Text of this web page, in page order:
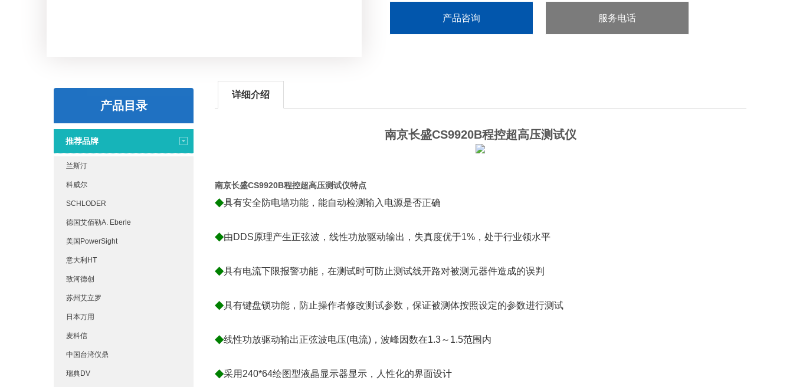
产品咨询 服务电话
产品目录
推荐品牌
兰斯汀
科威尔
SCHLODER
德国艾佰勒A. Eberle
美国PowerSight
意大利HT
致河德创
苏州艾立罗
日本万用
麦科信
中国台湾仪鼎
瑞典DV
详细介绍
南京长盛CS9920B程控超高压测试仪
南京长盛CS9920B程控超高压测试仪特点
◆具有安全防电墙功能，能自动检测输入电源是否正确
◆由DDS原理产生正弦波，线性功放驱动输出，失真度优于1%，处于行业领水平
◆具有电流下限报警功能，在测试时可防止测试线开路对被测元器件造成的误判
◆具有键盘锁功能，防止操作者修改测试参数，保证被测体按照设定的参数进行测试
◆线性功放驱动输出正弦波电压(电流)，波峰因数在1.3～1.5范围内
◆采用240*64绘图型液晶显示器显示，人性化的界面设计